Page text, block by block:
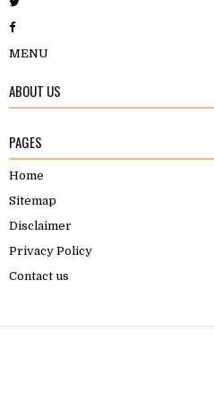
MENU
ABOUT US
PAGES
Home
Sitemap
Disclaimer
Privacy Policy
Contact us